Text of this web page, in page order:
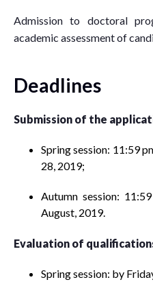
Admission to doctoral
academic assessment of
Deadlines
Submission of the
Spring session: 11:59
28, 2019;
Autumn session:
August, 2019.
Evaluation of
Spring session: by